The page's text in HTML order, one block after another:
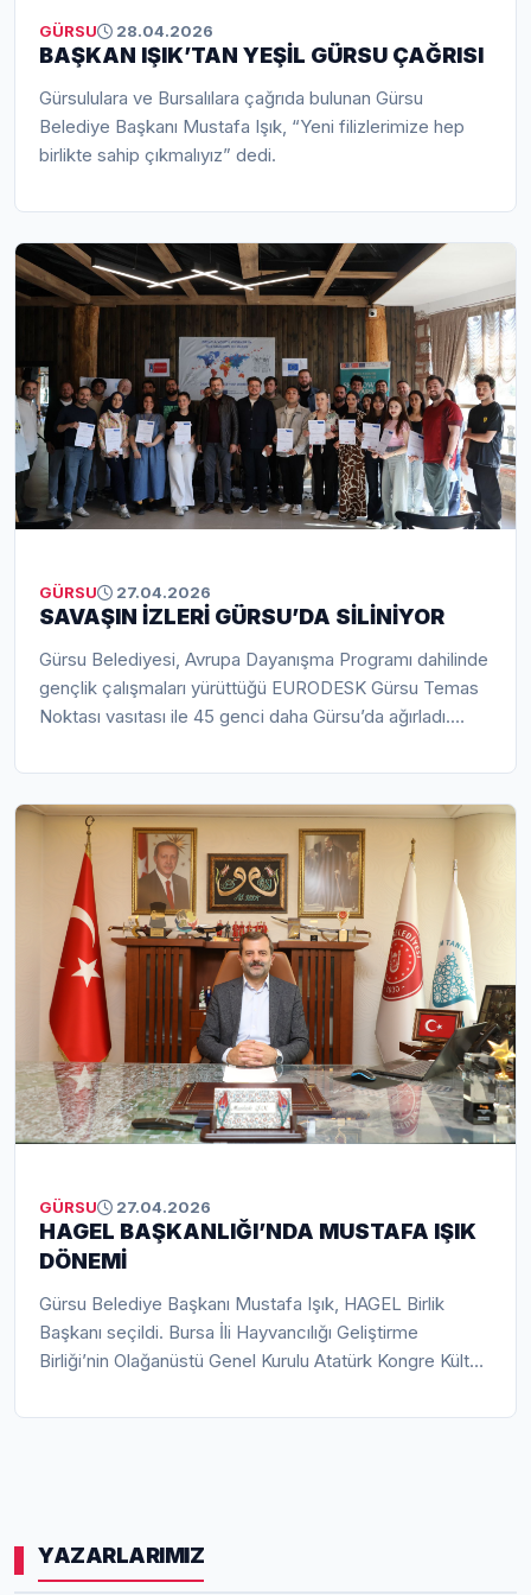
GÜRSU 28.04.2026
BAŞKAN IŞIK’TAN YEŞİL GÜRSU ÇAĞRISI
Gürsululara ve Bursalılara çağrıda bulunan Gürsu
Belediye Başkanı Mustafa Işık, “Yeni filizlerimize hep
birlikte sahip çıkmalıyız” dedi.
GÜRSU 27.04.2026
SAVAŞIN İZLERİ GÜRSU’DA SİLİNİYOR
Gürsu Belediyesi, Avrupa Dayanışma Programı dahilinde
gençlik çalışmaları yürüttüğü EURODESK Gürsu Temas
Noktası vasıtası ile 45 genci daha Gürsu’da ağırladı.
kapsamında gelen gençlere, ülkelerindeki savaşın
izlerini unutturmak, kriz dönemlerinin etkilerini
unutturmak, çatışma bölgelerindeki gençlerin uyumunu
sağlamak amacıyla faaliyetler gerçekleştirildi. 45 genç
Gürsu’da oldukça verimli bir programa katıldı.
GÜRSU 27.04.2026
HAGEL BAŞKANLIĞI’NDA MUSTAFA IŞIK
DÖNEMİ
Gürsu Belediye Başkanı Mustafa Işık, HAGEL Birlik
Başkanı seçildi. Bursa İli Hayvancılığı Geliştirme
Birliği’nin Olağanüstü Genel Kurulu Atatürk Kongre Kültür
Başkanı Mustafa Işık, Yıldırım Belediye Başkanı Oktay
kurul üyeleri katıldı.
YAZARLARIMIZ